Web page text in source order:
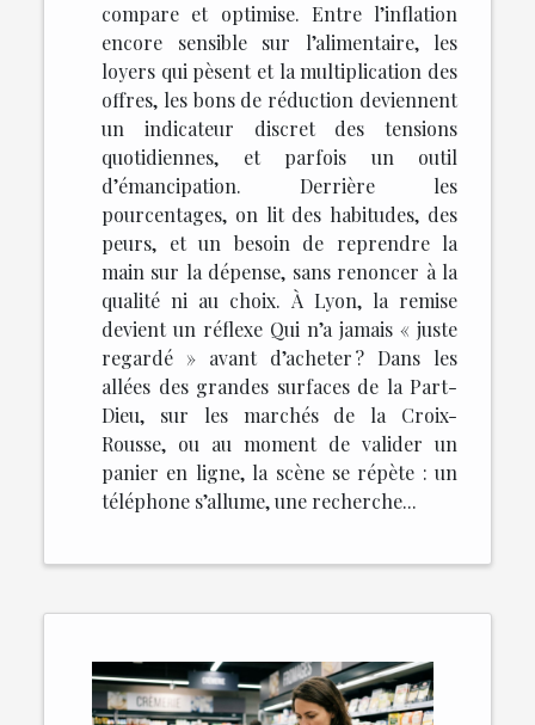
compare et optimise. Entre l’inflation
encore sensible sur l’alimentaire, les
loyers qui pèsent et la multiplication des
offres, les bons de réduction deviennent
un indicateur discret des tensions
quotidiennes, et parfois un outil
d’émancipation. Derrière les
pourcentages, on lit des habitudes, des
peurs, et un besoin de reprendre la
main sur la dépense, sans renoncer à la
qualité ni au choix. À Lyon, la remise
devient un réflexe Qui n’a jamais « juste
regardé » avant d’acheter ? Dans les
allées des grandes surfaces de la Part-
Dieu, sur les marchés de la Croix-
Rousse, ou au moment de valider un
panier en ligne, la scène se répète : un
téléphone s’allume, une recherche...